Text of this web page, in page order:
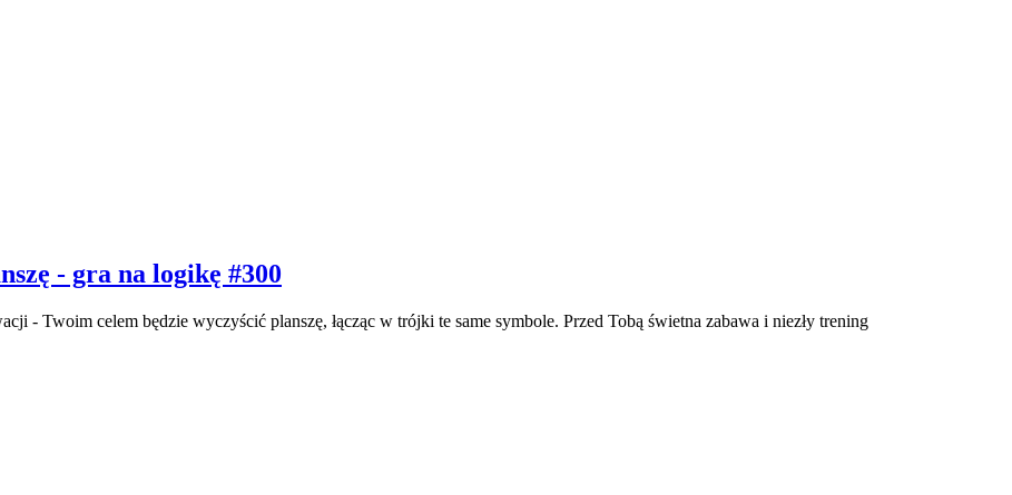
- gra na logikę #300
- Twoim celem będzie wyczyścić planszę, łącząc w trójki te same symbole. Przed Tobą świetna zabawa i niezły trening